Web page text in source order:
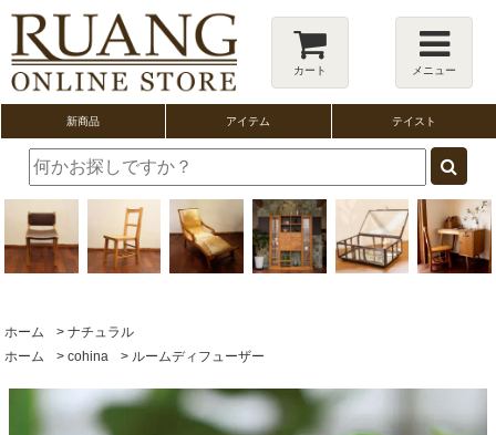
カート メニュー
新商品 アイテム テイスト
ホーム > ナチュラル
ホーム
> cohina > ルームディフューザー